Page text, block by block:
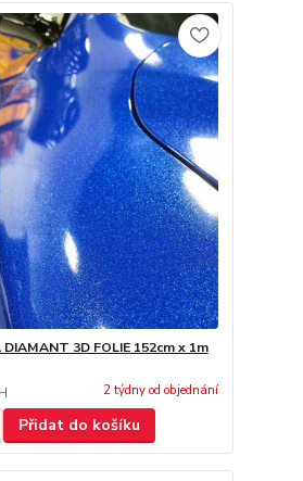
DIAMANT 3D FOLIE 152cm x 1m
2 týdny od objednání
Přidat do košíku